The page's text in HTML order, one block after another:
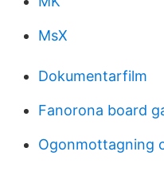
MsX
Dokumentarfilm
Fanorona board
Ogonmottagning